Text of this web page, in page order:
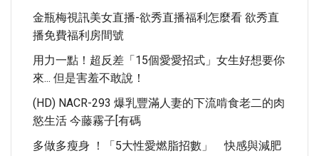
金瓶梅視訊美女直播-欲秀直播福利怎麼看 欲秀直
播免費福利房間號
用力一點！超反差「15個愛愛招式」女生好想要你
來... 但是害羞不敢說！
(HD) NACR-293 爆乳豐滿人妻的下流啃食老二的肉
慾生活 今藤霧子[有碼
多做多瘦身 ！「5大性愛燃脂招數」 快感與減肥